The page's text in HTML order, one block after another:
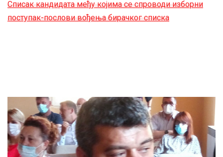
Списак кандидата међу којима се спроводи изборни
поступак-послови вођења бирачког списка